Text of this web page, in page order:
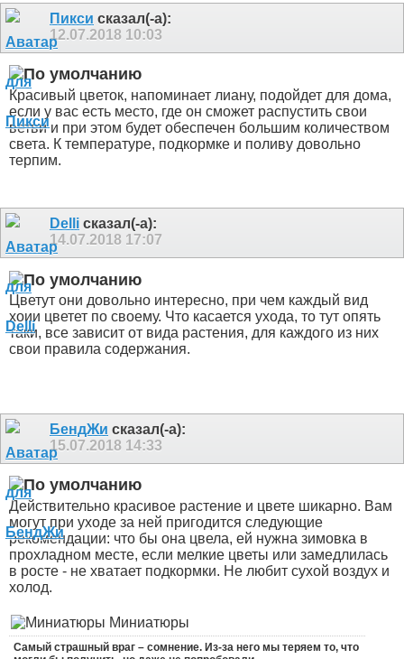
Пикси сказал(-а):
12.07.2018 10:03
Красивый цветок, напоминает лиану, подойдет для дома,
если у вас есть место, где он сможет распустить свои
ветви и при этом будет обеспечен большим количеством
света. К температуре, подкормке и поливу довольно
терпим.
Delli сказал(-а):
14.07.2018 17:07
Цветут они довольно интересно, при чем каждый вид
хоии цветет по своему. Что касается ухода, то тут опять
таки, все зависит от вида растения, для каждого из них
свои правила содержания.
БендЖи сказал(-а):
15.07.2018 14:33
Действительно красивое растение и цвете шикарно. Вам
могут при уходе за ней пригодится следующие
рекомендации: что бы она цвела, ей нужна зимовка в
прохладном месте, если мелкие цветы или замедлилась
в росте - не хватает подкормки. Не любит сухой воздух и
холод.
Миниатюры
Самый страшный враг – сомнение. Из-за него мы теряем то, что